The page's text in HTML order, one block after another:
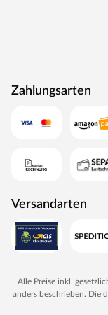
Zahlungsarten
Versandarten
Alle Preise inkl.
anders beschrieben. Die